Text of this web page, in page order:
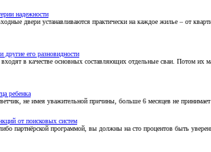
надежности
двери устанавливаются практически на каждое жилье – от
его разновидности
в качестве основных составляющих отдельные сваи. Потом их
ребенка
не имея уважительной причины, больше 6 месяцев не
от поисковых систем
партнёрской программой, вы должны на сто процентов быть